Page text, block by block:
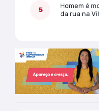
Homem é
da rua na